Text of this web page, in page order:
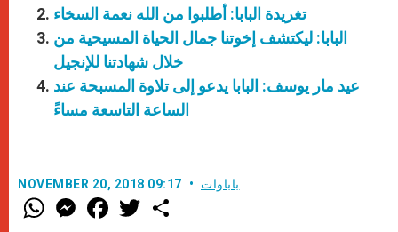
تغريدة البابا: أطلبوا من الله نعمة السخاء
البابا: ليكتشف إخوتنا جمال الحياة المسيحية من
خلال شهادتنا للإنجيل
عيد مار يوسف: البابا يدعو إلى تلاوة المسبحة عند
الساعة التاسعة مساءً
NOVEMBER 20, 2018 09:17 باباوات
W
h
M
e
F
a w